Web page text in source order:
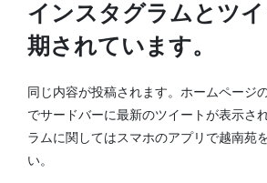
インスタグラムとツ
期されています。
同じ内容が投稿されます。ホームページ
でサードバーに最新のツイートが表示さ
ラムに関してはスマホのアプリで越南苑
い。